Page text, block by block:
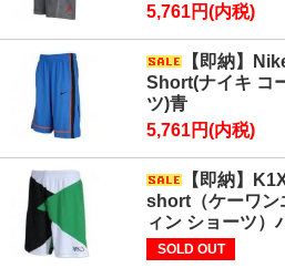
5,761円(内税)
【即納】
Short(ナイキ コ
ツ)青
5,761円(内税)
【即納】
short（ケーワン
ィン ショーツ）
SOLD OUT